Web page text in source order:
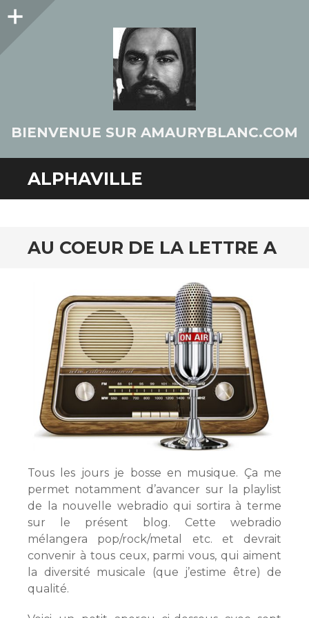
Colonne
BIENVENUE SUR AMAURYBLANC.COM
ALPHAVILLE
AU COEUR DE LA LETTRE A
Tous les jours je bosse en musique. Ça me
permet notamment d’avancer sur la playlist
de la nouvelle webradio qui sortira à terme
sur le présent blog. Cette webradio
mélangera pop/rock/metal etc. et devrait
convenir à tous ceux, parmi vous, qui aiment
la diversité musicale (que j’estime être) de
qualité.